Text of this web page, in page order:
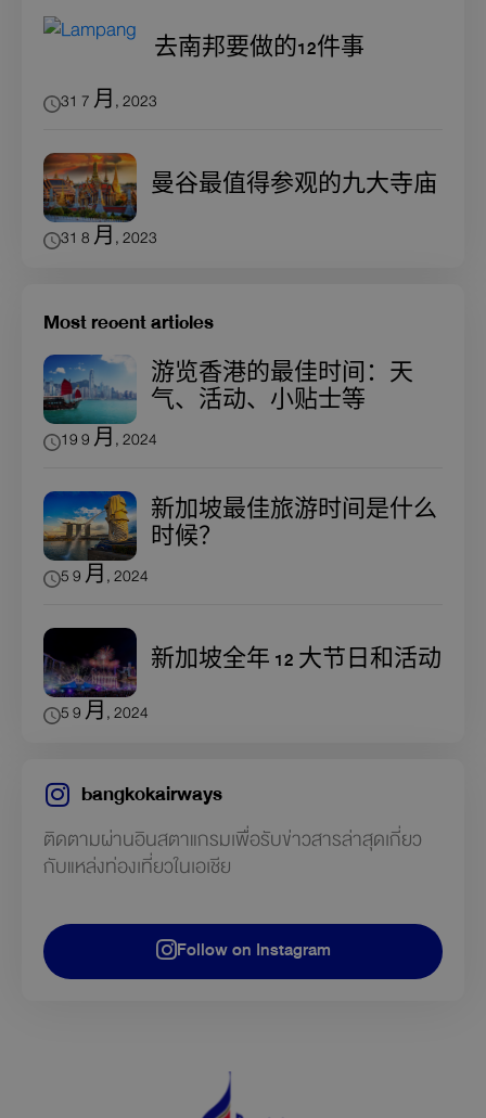
去南邦要做的12件事
31 7 月, 2023
曼谷最值得参观的九大寺庙
31 8 月, 2023
Most recent articles
游览香港的最佳时间：天
气、活动、小贴士等
19 9 月, 2024
新加坡最佳旅游时间是什么
时候？
5 9 月, 2024
新加坡全年 12 大节日和活动
5 9 月, 2024
bangkokairways
ติดตามผ่านอินสตาแกรมเพื่อรับข่าวสารล่าสุดเกี่ยว
กับแหล่งท่องเที่ยวในเอเชีย
Follow on Instagram